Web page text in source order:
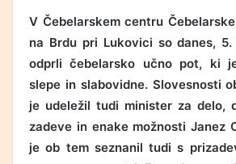
V Čebelarskem centru
na Brdu pri Lukovici so danes, 5.
odprli čebelarsko učno pot, ki
slepe in slabovidne. Slovesnosti
je udeležil tudi minister za delo,
zadeve in enake možnosti Janez
je ob tem seznanil tudi s